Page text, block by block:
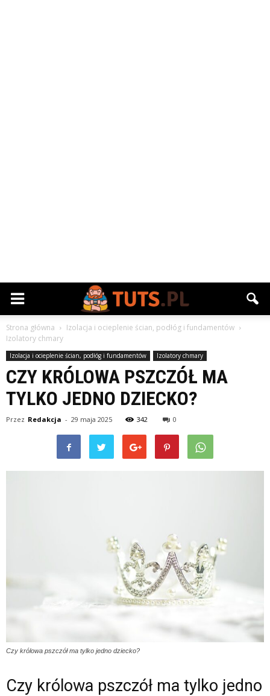
Strona główna
Izolacja i ocieplenie ścian, podłóg i fundamentów
Izolatory chmary
Izolacja i ocieplenie ścian, podłóg i fundamentów Izolatory chmary
CZY KRÓLOWA PSZCZÓŁ MA
TYLKO JEDNO DZIECKO?
Przez Redakcja - 29 maja 2025 342 0
Czy królowa pszczół ma tylko jedno dziecko?
Czy królowa pszczół ma tylko jedno